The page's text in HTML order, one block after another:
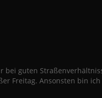
guten
Freitag. Ansonsten bin